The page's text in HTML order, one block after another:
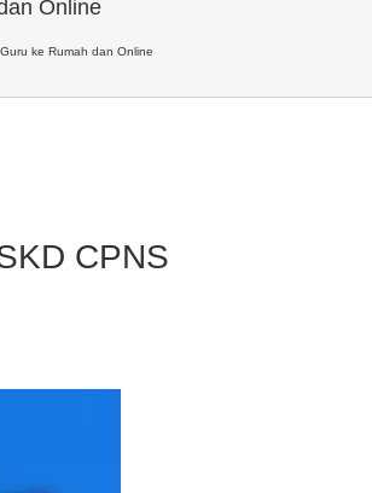
Online
ke Rumah dan Online
CPNS